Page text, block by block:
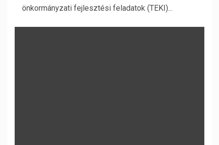
önkormányzati fejlesztési feladatok (TEKI)...